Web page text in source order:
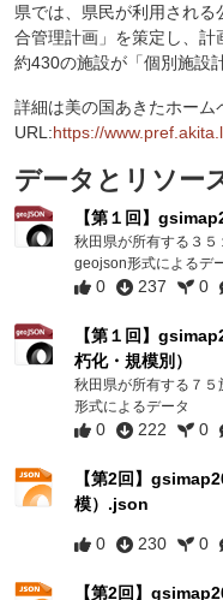
県では、県民が利用され
合管理計画」を策定し、計
約430の施設が「個別施設
詳細は美の国あきたホー
URL:https://
データとリソー
【第１回】
秋田県が所有する３
geojson形式によるデ
0 237 0
【第１回】
朽化・規模別）
秋田県が所有する７
形式によるデータ
0 222 0
【第2回】
模）.json
0 230 0
【第2回】